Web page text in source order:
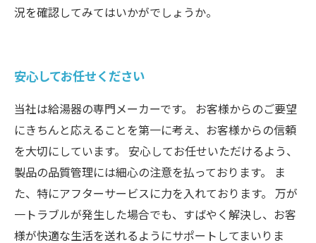
況を確認してみてはいかがでしょうか。
安心してお任せください
当社は給湯器の専門メーカーです。 お客様からのご要望
にきちんと応えることを第一に考え、お客様からの信頼
を大切にしています。 安心してお任せいただけるよう、
製品の品質管理には細心の注意を払っております。 ま
た、特にアフターサービスに力を入れております。 万が
一トラブルが発生した場合でも、すばやく解決し、お客
様が快適な生活を送れるようにサポートしてまいりま